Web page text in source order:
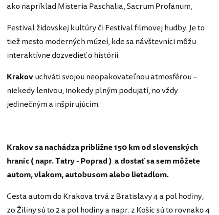
ako napríklad Misteria Paschalia, Sacrum Profanum,
Festival židovskej kultúry či Festival filmovej hudby. Je to
tiež mesto moderných múzeí, kde sa návštevníci môžu
interaktívne dozvedieť o histórii.
Krakovuchváti svojou neopakovateľnou atmosférou –
niekedy lenivou, inokedy plným podujatí, no vždy
jedinečným a inšpirujúcim.
Krakov sa nachádza približne 150 km od slovenských
hraníc ( napr. Tatry - Poprad ) a dostať sa sem môžete
autom, vlakom, autobusom alebo lietadlom.
Cesta autom do Krakova trvá z Bratislavy 4 a pol hodiny,
zo Žiliny sú to 2 a pol hodiny a napr. z Košíc sú to rovnako 4